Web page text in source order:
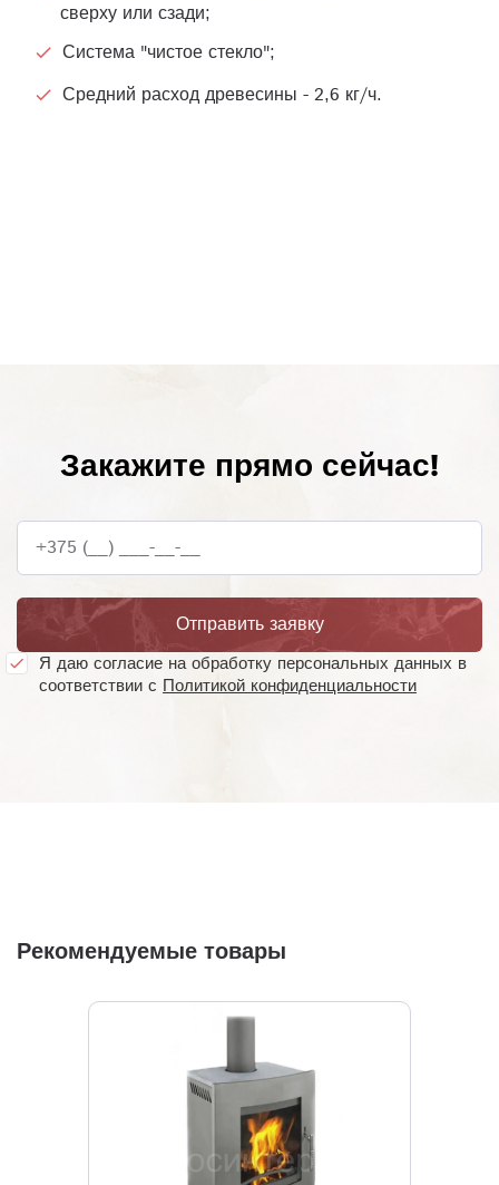
сверху или сзади;
Система "чистое стекло";
Средний расход древесины - 2,6 кг/ч.
Закажите прямо сейчас!
+375 (__) ___-__-__
Отправить заявку
Я даю согласие на обработку персональных данных в
соответствии с Политикой конфиденциальности
Рекомендуемые товары